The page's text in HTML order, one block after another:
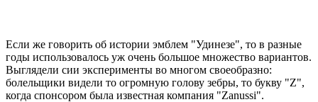
Если же говорить об истории эмблем "Удинезе", то в разные
годы использовалось уж очень большое множество вариантов.
Выглядели сии эксперименты во многом своеобразно:
болельщики видели то огромную голову зебры, то букву "Z",
когда спонсором была известная компания "Zanussi".